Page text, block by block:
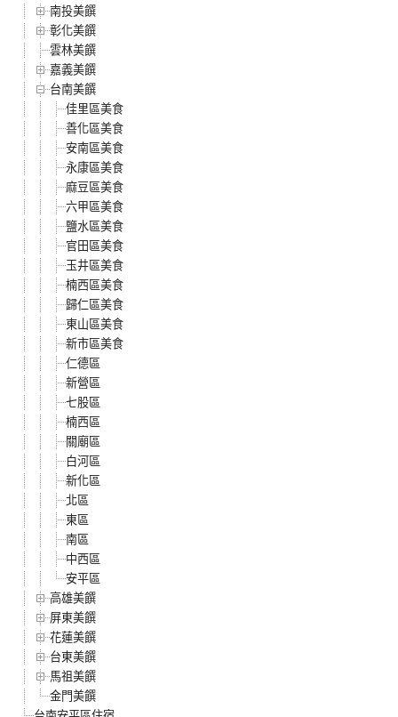
南投美饌
彰化美饌
雲林美饌
嘉義美饌
台南美饌
佳里區美食
善化區美食
安南區美食
永康區美食
麻豆區美食
六甲區美食
鹽水區美食
官田區美食
玉井區美食
楠西區美食
歸仁區美食
東山區美食
新市區美食
仁德區
新營區
七股區
楠西區
關廟區
白河區
新化區
北區
東區
南區
中西區
安平區
高雄美饌
屏東美饌
花蓮美饌
台東美饌
馬祖美饌
金門美饌